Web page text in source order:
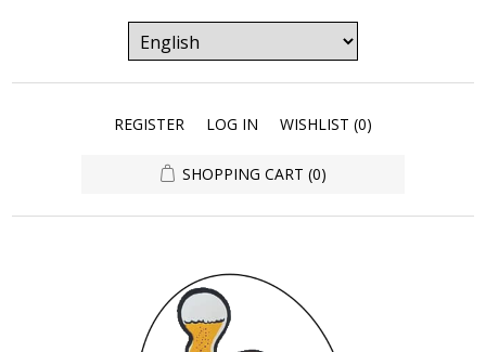
REGISTER LOG IN WISHLIST (0)
SHOPPING CART (0)